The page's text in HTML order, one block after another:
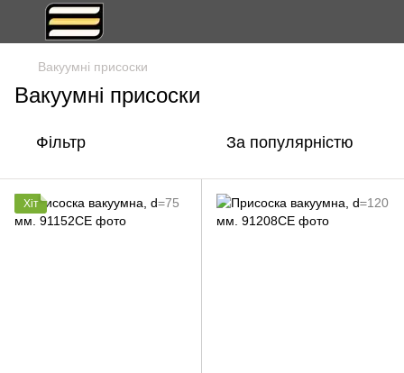
Вакуумні присоски
Вакуумні присоски
Фільтр За популярністю
Хіт